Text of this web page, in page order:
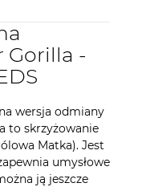
-
wersja odmiany
to skrzyżowanie
Matka). Jest
umysłowe
ją jeszcze